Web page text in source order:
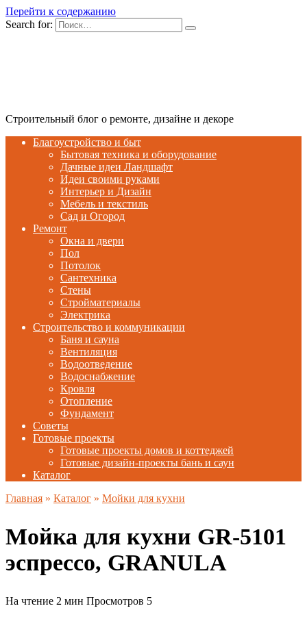
Перейти к содержанию
Search for:
Строительный блог о ремонте, дизайне и декоре
Благоустройство и быт
Бытовая техника и оборудование
Дачные идеи Ландшафт
Идеи своими руками
Интерьер и Дизайн
Мебель и текстиль
Сад и Огород
Ремонт
Окна и двери
Пол
Потолок
Сантехника
Стены
Стройматериалы
Электрика
Строительство и коммуникации
Баня и сауна
Вентиляция
Водоотведение
Водоснабжение
Кровля
Отопление
Фундамент
Советы
Готовые проекты
Готовые проекты домов и коттеджей
Готовые дизайн-проекты бань и саун
Каталог
Главная » Каталог » Мойки для кухни
Мойка для кухни GR-5101
эспрессо, GRANULA
На чтение 2 мин Просмотров 5